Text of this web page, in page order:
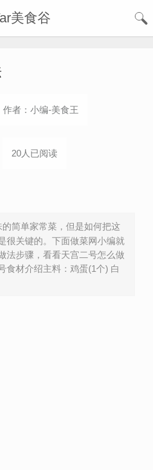
美食谷
作者：小编-美食王
20人已阅读
简单家常菜，但是如何把这
很关键的。下面做菜网小编就
法步骤，看看天宫二号怎么做
食材介绍主料：鸡蛋(1个) 白